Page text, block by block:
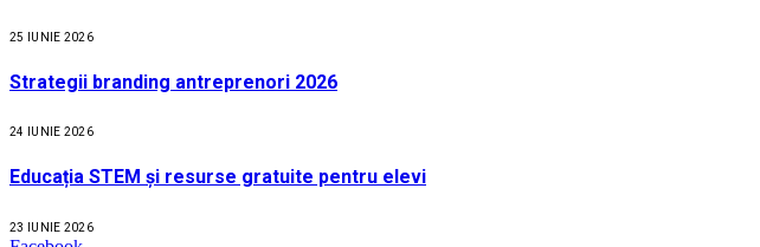
25 IUNIE 2026
Strategii branding antreprenori 2026
24 IUNIE 2026
Educația STEM și resurse gratuite pentru elevi
23 IUNIE 2026